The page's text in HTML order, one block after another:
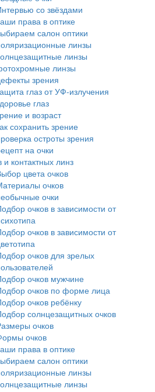
со звёздами
права в оптике
салон оптики
линзы
линзы
линзы
зрения
глаз от УФ-излучения
глаз
и возраст
сохранить зрение
остроты зрения
на очки
контактных линз
цвета очков
очков
очки
очков в зависимости от
очков в зависимости от
очков для зрелых
очков мужчине
очков по форме лица
очков ребёнку
солнцезащитных очков
очков
очков
права в оптике
салон оптики
линзы
линзы